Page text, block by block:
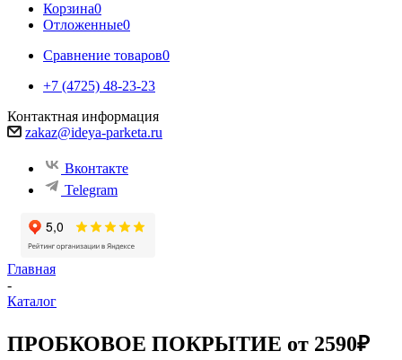
Корзина0
Отложенные0
Сравнение товаров0
+7 (4725) 48-23-23
Контактная информация
zakaz@ideya-parketa.ru
Вконтакте
Telegram
Главная
-
Каталог
ПРОБКОВОЕ ПОКРЫТИЕ от 2590₽